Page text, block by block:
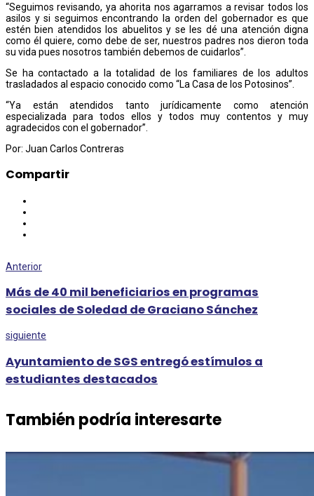
“Seguimos revisando, ya ahorita nos agarramos a revisar todos los
asilos y si seguimos encontrando la orden del gobernador es que
estén bien atendidos los abuelitos y se les dé una atención digna
como él quiere, como debe de ser, nuestros padres nos dieron toda
su vida pues nosotros también debemos de cuidarlos”.
Se ha contactado a la totalidad de los familiares de los adultos
trasladados al espacio conocido como “La Casa de los Potosinos”.
“Ya están atendidos tanto jurídicamente como atención
especializada para todos ellos y todos muy contentos y muy
agradecidos con el gobernador”.
Por: Juan Carlos Contreras
Compartir
Anterior
Más de 40 mil beneficiarios en programas
sociales de Soledad de Graciano Sánchez
siguiente
Ayuntamiento de SGS entregó estímulos a
estudiantes destacados
También podría interesarte